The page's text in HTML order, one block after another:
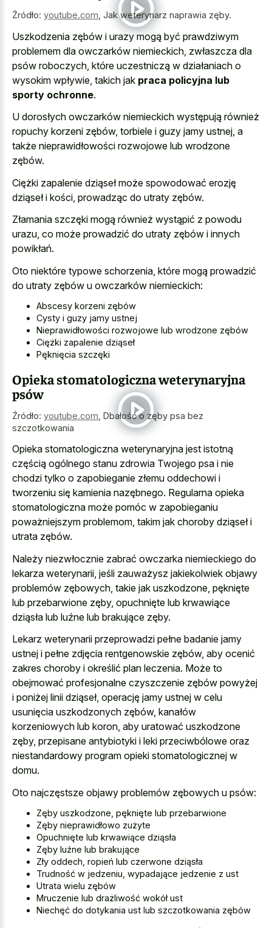
Źródło: youtube.com Jak weterynarz naprawia zęby.
Uszkodzenia zębów i urazy mogą być prawdziwym
problemem dla owczarków niemieckich, zwłaszcza dla
psów roboczych, które uczestniczą w działaniach o
wysokim wpływie, takich jak praca policyjna lub
sporty ochronne.
U dorosłych owczarków niemieckich występują również
ropuchy korzeni zębów, torbiele i guzy jamy ustnej, a
także nieprawidłowości rozwojowe lub wrodzone
zębów.
Ciężki zapalenie dziąseł może spowodować erozję
dziąseł i kości, prowadząc do utraty zębów.
Złamania szczęki mogą również wystąpić z powodu
urazu, co może prowadzić do utraty zębów i innych
powikłań.
Oto niektóre typowe schorzenia, które mogą prowadzić
do utraty zębów u owczarków niemieckich:
Abscesy korzeni zębów
Cysty i guzy jamy ustnej
Nieprawidłowości rozwojowe lub wrodzone zębów
Ciężki zapalenie dziąseł
Pęknięcia szczęki
Opieka stomatologiczna weterynaryjna
psów
Źródło: youtube.com Dbałość o zęby psa bez
szczotkowania
Opieka stomatologiczna weterynaryjna jest istotną
częścią ogólnego stanu zdrowia Twojego psa i nie
chodzi tylko o zapobieganie złemu oddechowi i
tworzeniu się kamienia nazębnego. Regularna opieka
stomatologiczna może pomóc w zapobieganiu
poważniejszym problemom, takim jak choroby dziąseł i
utrata zębów.
Należy niezwłocznie zabrać owczarka niemieckiego do
lekarza weterynarii, jeśli zauważysz jakiekolwiek objawy
problemów zębowych, takie jak uszkodzone, pęknięte
lub przebarwione zęby, opuchnięte lub krwawiące
dziąsła lub luźne lub brakujące zęby.
Lekarz weterynarii przeprowadzi pełne badanie jamy
ustnej i pełne zdjęcia rentgenowskie zębów, aby ocenić
zakres choroby i określić plan leczenia. Może to
obejmować profesjonalne czyszczenie zębów powyżej
i poniżej linii dziąseł, operację jamy ustnej w celu
usunięcia uszkodzonych zębów, kanałów
korzeniowych lub koron, aby uratować uszkodzone
zęby, przepisane antybiotyki i leki przeciwbólowe oraz
niestandardowy program opieki stomatologicznej w
domu.
Oto najczęstsze objawy problemów zębowych u psów:
Zęby uszkodzone, pęknięte lub przebarwione
Zęby nieprawidłowo zużyte
Opuchnięte lub krwawiące dziąsła
Zęby luźne lub brakujące
Zły oddech, ropień lub czerwone dziąsła
Trudność w jedzeniu, wypadające jedzenie z ust
Utrata wielu zębów
Mruczenie lub drażliwość wokół ust
Niechęć do dotykania ust lub szczotkowania zębów